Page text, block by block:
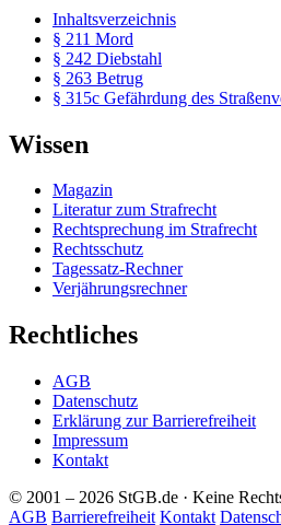
Inhaltsverzeichnis
§ 211 Mord
§ 242 Diebstahl
§ 263 Betrug
§ 315c Gefährdung des
Wissen
Magazin
Literatur zum Strafrecht
Rechtsprechung im Strafrecht
Rechtsschutz
Tagessatz-Rechner
Verjährungsrechner
Rechtliches
AGB
Datenschutz
Erklärung zur Barrierefreiheit
Impressum
Kontakt
© 2001 – 2026 StGB.de · Keine
AGB Barrierefreiheit Kontakt